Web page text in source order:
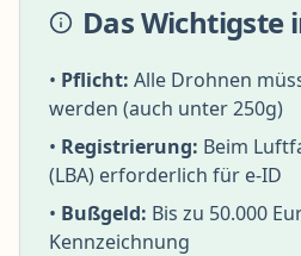
Das Wichtigste
• Pflicht: Alle Drohnen
werden (auch unter 250g)
• Registrierung: Beim
(LBA) erforderlich für e-ID
• Bußgeld: Bis zu 50.000
Kennzeichnung